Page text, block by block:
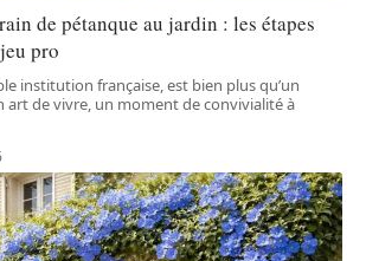
de pétanque au jardin : les étapes
pro
institution française, est bien plus qu’un
art de vivre, un moment de convivialité à